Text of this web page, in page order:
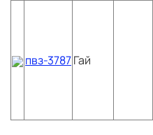
пвз-3787Гай